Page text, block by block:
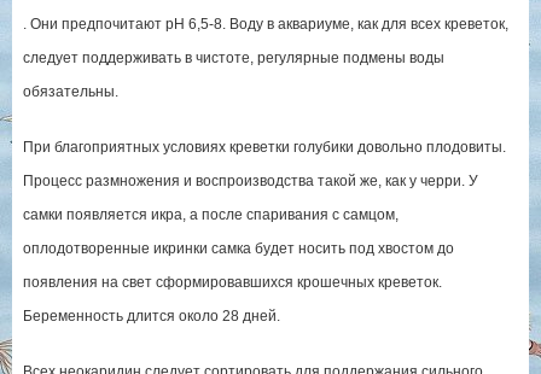
. Они предпочитают рН 6,5-8. Воду в аквариуме, как для всех креветок,
следует поддерживать в чистоте, регулярные подмены воды
обязательны.
При благоприятных условиях креветки голубики довольно плодовиты.
Процесс размножения и воспроизводства такой же, как у черри. У
самки появляется икра, а после спаривания с самцом,
оплодотворенные икринки самка будет носить под хвостом до
появления на свет сформировавшихся крошечных креветок.
Беременность длится около 28 дней.